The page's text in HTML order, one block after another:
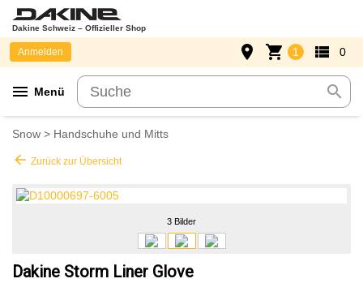
Dakine Schweiz – Offizieller Shop
menu Menü search
Anmelden place shopping_cart 1 view_list 0
Snow > Handschuhe und Mitts
arrow_back Zurück zur Übersicht
3 Bilder
Dakine Storm Liner Glove